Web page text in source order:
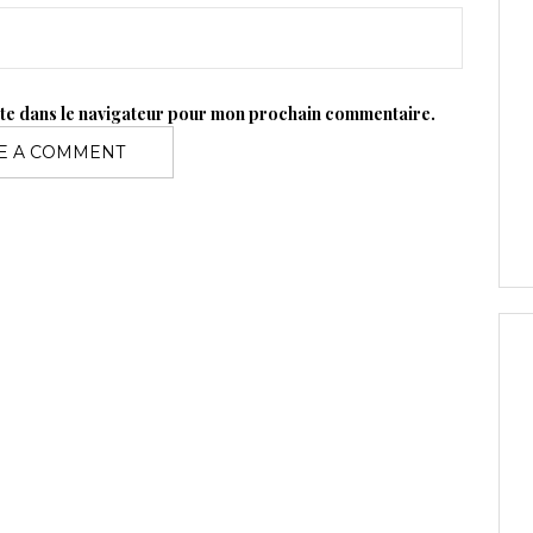
dans le navigateur pour mon prochain commentaire.